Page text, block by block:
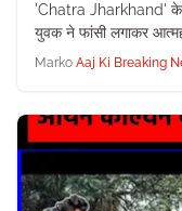
'Chatra Jharkhand' के
युवक ने फांसी लगाकर
Marko Aaj Ki Breaking